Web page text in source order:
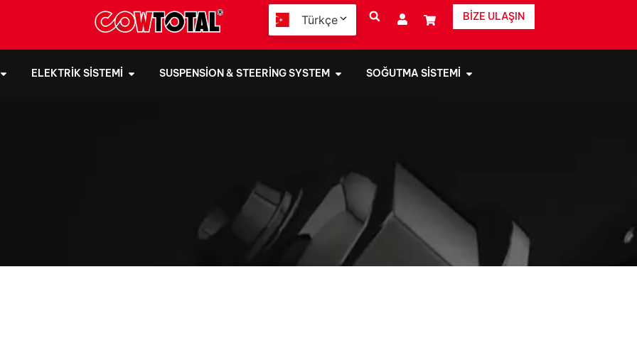
Türkçe BIZE ULAŞIN
ELEKTRIK SISTEMI SUSPENSION & STEERING SYSTEM SOĞUTMA SISTEMI